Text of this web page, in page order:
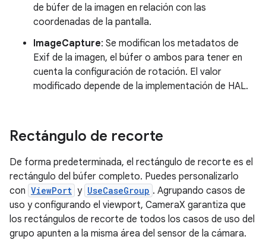
de búfer de la imagen en relación con las
coordenadas de la pantalla.
ImageCapture: Se modifican los metadatos de
Exif de la imagen, el búfer o ambos para tener en
cuenta la configuración de rotación. El valor
modificado depende de la implementación de HAL.
Rectángulo de recorte
De forma predeterminada, el rectángulo de recorte es el
rectángulo del búfer completo. Puedes personalizarlo
con ViewPort y UseCaseGroup . Agrupando casos de
uso y configurando el viewport, CameraX garantiza que
los rectángulos de recorte de todos los casos de uso del
grupo apunten a la misma área del sensor de la cámara.